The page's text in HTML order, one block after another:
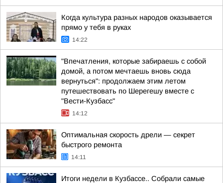
Когда культура разных народов оказывается
прямо у тебя в руках
14:22
"Впечатления, которые забираешь с собой
домой, а потом мечтаешь вновь сюда
вернуться": продолжаем этим летом
путешествовать по Шерегешу вместе с
"Вести-Кузбасс"
14:12
Оптимальная скорость дрели — секрет
быстрого ремонта
14:11
Итоги недели в Кузбассе.. Собрали самые